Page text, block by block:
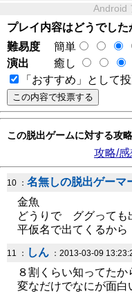
Android
プレイ内容はどうでした
難易度
簡単
演出
癒し
「おすすめ」として
この脱出ゲームに対する攻
攻略/
10 ： 名無しの脱出ゲーマ
金魚
どうりで ググっても
平仮名で出てくるから
11 ： しん ：2013-03-09
８割くらい知ってた
変なだけでなにが面白